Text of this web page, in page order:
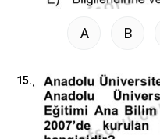
A B
15.